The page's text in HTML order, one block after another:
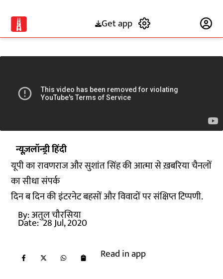
Get app
न्यूज़लॉन्ड्री हिंदी
यूपी का रावणराज और सुशांत सिंह की आत्मा से ख़बरिया चैनलों
का सीधा संपर्क
दिन ब दिन की इंटरनेट बहसों और विवादों पर संक्षिप्त टिप्पणी.
By:अतुल चौरसिया
Date: 28 Jul, 2020
Read in app